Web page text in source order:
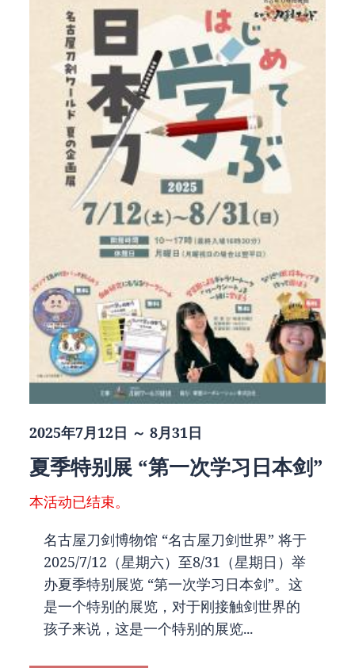
2025年7月12日 ～ 8月31日
夏季特别展 “第一次学习日本剑”
本活动已结束。
名古屋刀剑博物馆 “名古屋刀剑世界” 将于
2025/7/12（星期六）至8/31（星期日）举
办夏季特别展览 “第一次学习日本剑”。这
是一个特别的展览，对于刚接触剑世界的
孩子来说，这是一个特别的展览...